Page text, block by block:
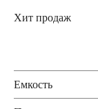
Хит продаж
Емкость